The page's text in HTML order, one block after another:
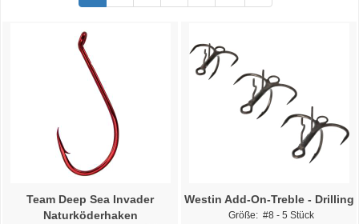
Team Deep Sea Invader
Naturköderhaken
Westin Add-On-Treble - Drilling
Größe: #8 - 5 Stück